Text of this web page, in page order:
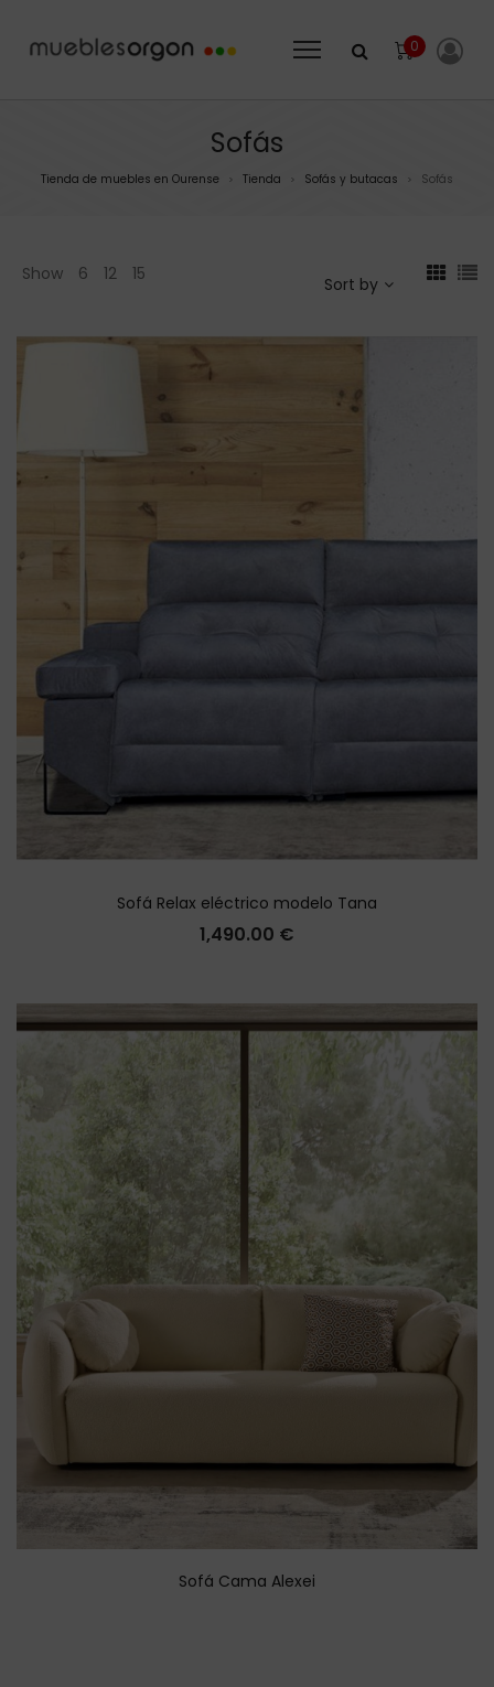
0
Sofás
Tienda de muebles en Ourense > Tienda > Sofás y butacas > Sofás
Show 6 12 15 Sort by
Sofá Relax eléctrico modelo Tana
1,490.00 €
Sofá Cama Alexei